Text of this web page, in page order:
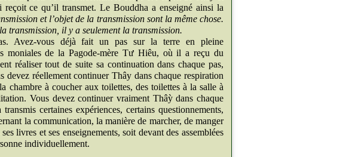
ce qu’il transmet. Le Bouddha a enseigné ainsi la
et l’objet de la transmission sont la même chose.
transmission, il y a seulement la transmission.
Avez-vous déjà fait un pas sur la terre en pleine
moniales de la Pagode-mère Tư Hiêu, où il a reçu du
réaliser tout de suite sa continuation dans chaque pas,
devez réellement continuer Thây dans chaque respiration
chambre à coucher aux toilettes, des toilettes à la salle à
Vous devez continuer vraiment Thâỳ dans chaque
certaines expériences, certains questionnements,
la communication, la manière de marcher, de manger
livres et ses enseignements, soit devant des assemblées
individuellement.